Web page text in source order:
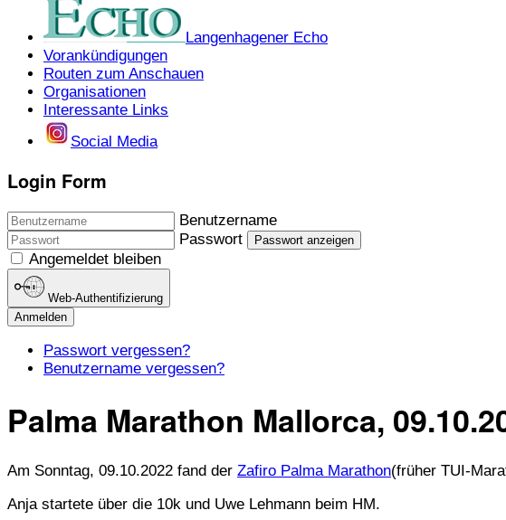
Langenhagener Echo
Vorankündigungen
Routen zum Anschauen
Organisationen
Interessante Links
Social Media
Login Form
Benutzername
Passwort
Passwort anzeigen
Angemeldet bleiben
Web-Authentifizierung
Anmelden
Passwort vergessen?
Benutzername vergessen?
Palma Marathon Mallorca,
Am Sonntag, 09.10.2022 fand der Zafiro Palma Marathon(früher TUI-
Anja startete über die 10k und Uwe Lehmann beim HM.